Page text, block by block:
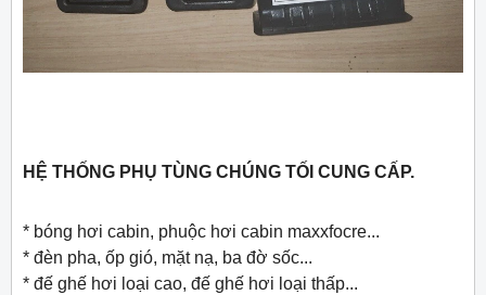
HỆ THỐNG PHỤ TÙNG CHÚNG TỐI CUNG CẤP.
* bóng hơi cabin, phuộc hơi cabin maxxfocre...
* đèn pha, ốp gió, mặt nạ, ba đờ sốc...
* đế ghế hơi loại cao, đế ghế hơi loại thấp...